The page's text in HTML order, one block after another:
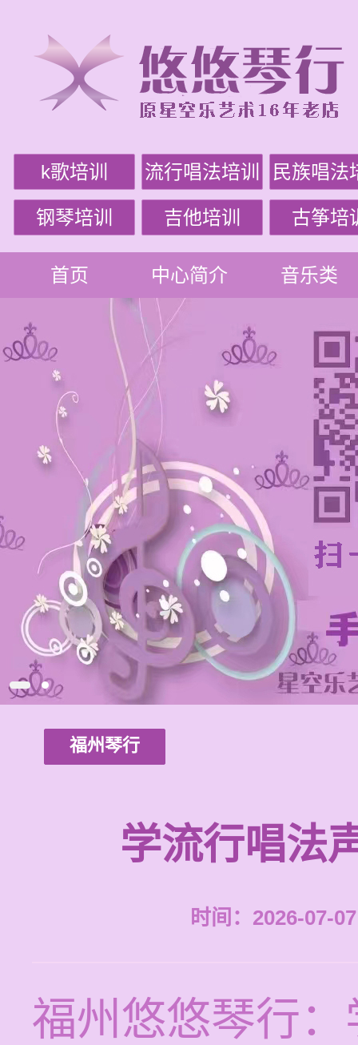
k歌培训 流行唱法培训 民族唱法
钢琴培训 吉他培训 古筝培
首页 中心简介 音乐类
福州琴行
学流行唱法
时间：2026-07-
福州悠悠琴行